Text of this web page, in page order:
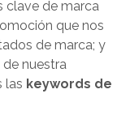
clave de marca
que nos
de marca; y
nuestra
las keywords de